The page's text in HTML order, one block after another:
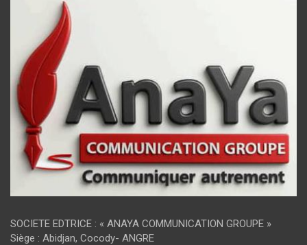
SOCIETE EDTRICE : « ANAYA COMMUNICATION GROUPE »
Siège : Abidjan, Cocody- ANGRE